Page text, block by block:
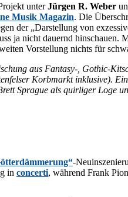
un­terJür­gen R. We­ber
Mu­sik Ma­ga­zin. Die
der „Dar­stel­lung von
ja nicht dau­ernd hin­schau­en.
Vor­stel­lung nichts für
aus Fan­ta­sy-, Go­thic-
Korb­markt in­klu­si­ve).
Spra­gue als quir­li­ger Loge
-
in con­cer­ti, wäh­rend Frank